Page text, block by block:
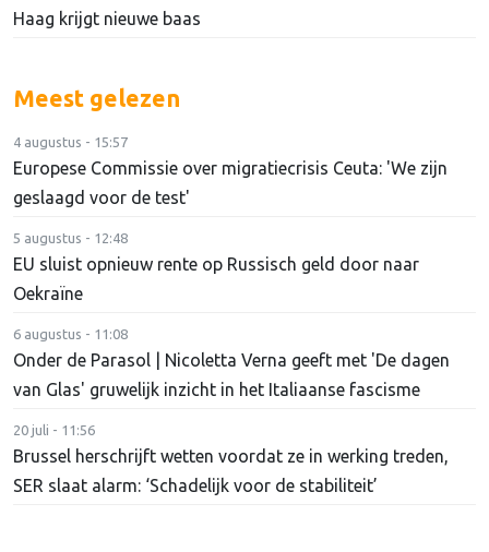
Haag krijgt nieuwe baas
Meest gelezen
4 augustus - 15:57
Europese Commissie over migratiecrisis Ceuta: 'We zijn
geslaagd voor de test'
5 augustus - 12:48
EU sluist opnieuw rente op Russisch geld door naar
Oekraïne
6 augustus - 11:08
Onder de Parasol | Nicoletta Verna geeft met 'De dagen
van Glas' gruwelijk inzicht in het Italiaanse fascisme
20 juli - 11:56
Brussel herschrijft wetten voordat ze in werking treden,
SER slaat alarm: ‘Schadelijk voor de stabiliteit’